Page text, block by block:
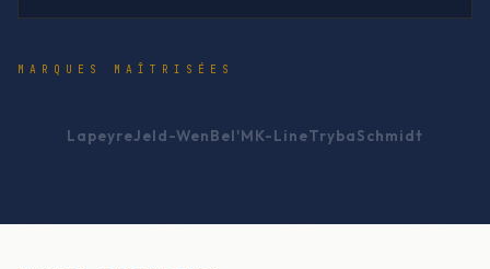
MARQUES MAÎTRISÉES
LapeyreJeld-WenBel'MK-LineTrybaSchmidt